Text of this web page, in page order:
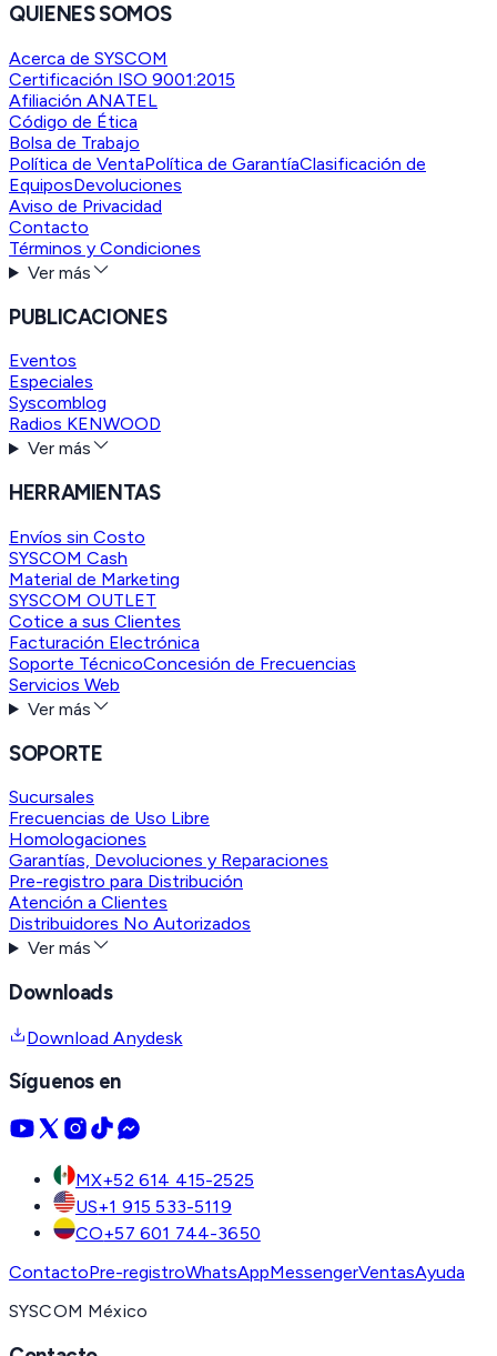
QUIENES SOMOS
Acerca de SYSCOM
Certificación ISO 9001:2015
Afiliación ANATEL
Código de Ética
Bolsa de Trabajo
Política de VentaPolítica de GarantíaClasificación de
EquiposDevoluciones
Aviso de Privacidad
Contacto
Términos y Condiciones
Ver más
PUBLICACIONES
Eventos
Especiales
Syscomblog
Radios KENWOOD
Ver más
HERRAMIENTAS
Envíos sin Costo
SYSCOM Cash
Material de Marketing
SYSCOM OUTLET
Cotice a sus Clientes
Facturación Electrónica
Soporte TécnicoConcesión de Frecuencias
Servicios Web
Ver más
SOPORTE
Sucursales
Frecuencias de Uso Libre
Homologaciones
Garantías, Devoluciones y Reparaciones
Pre-registro para Distribución
Atención a Clientes
Distribuidores No Autorizados
Ver más
Downloads
Download Anydesk
Síguenos en
MX+52 614 415-2525
US+1 915 533-5119
CO+57 601 744-3650
ContactoPre-registroWhatsAppMessengerVentasAyuda
SYSCOM México